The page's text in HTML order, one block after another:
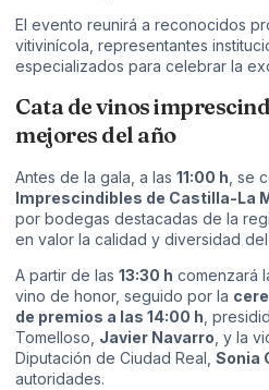
El evento reunirá a reconocidos
vitivinícola, representantes
especializados para celebrar la
Cata de vinos
mejores del año
Antes de la gala, a las 11:00 h , se
Imprescindibles de Castilla-La
por bodegas destacadas de la
en valor la calidad y diversidad
A partir de las 13:30 h comenzará
vino de honor, seguido por la
de premios a las 14:00 h ,
Tomelloso, Javier Navarro , y la
Diputación de Ciudad Real, Sonia
autoridades.